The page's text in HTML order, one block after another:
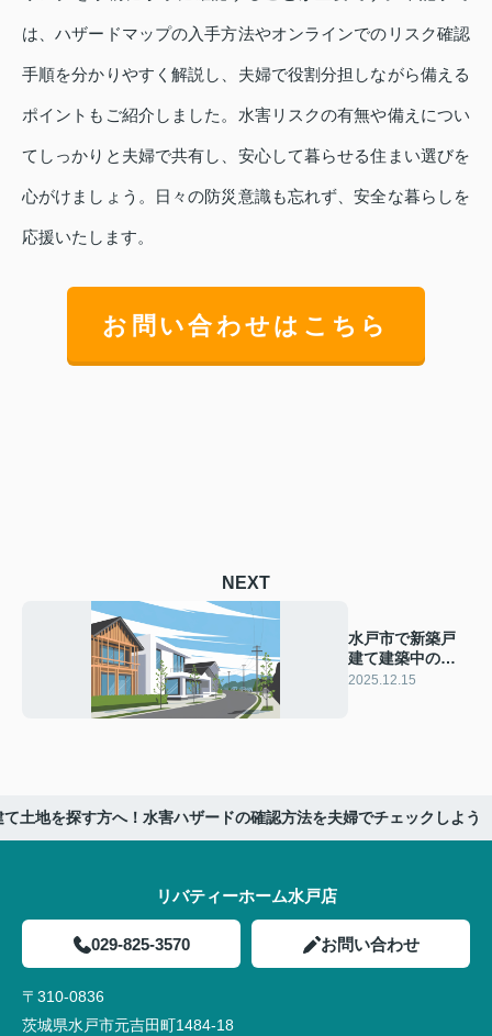
は、ハザードマップの入手方法やオンラインでのリスク確認
手順を分かりやすく解説し、夫婦で役割分担しながら備える
ポイントもご紹介しました。水害リスクの有無や備えについ
てしっかりと夫婦で共有し、安心して暮らせる住まい選びを
心がけましょう。日々の防災意識も忘れず、安全な暮らしを
応援いたします。
お問い合わせはこちら
NEXT
水戸市で新築戸
建て建築中のト
ラブル事例と
2025.12.15
土地を探す方へ！水害ハザードの確認方法を夫婦でチェックしよう
リバティーホーム水戸店
029-825-3570 お問い合わせ
〒310-0836
茨城県水戸市元吉田町1484-18